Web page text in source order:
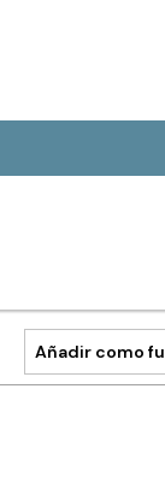
Añadir como